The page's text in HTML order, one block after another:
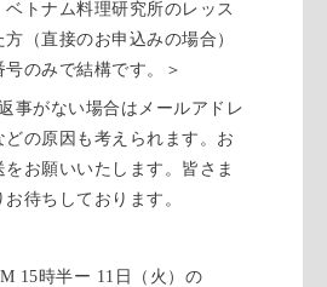
ベトナム料理研究所のレッス
（直接のお申込みの場合）
のみで結構です。＞
事がない場合はメールアドレ
どの原因も考えられます。お
お願いいたします。皆さま
待ちしております。
15時半ー 11日（火）の